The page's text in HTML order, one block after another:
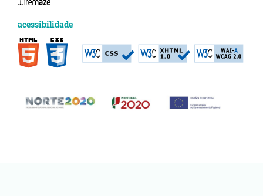
acessibilidade